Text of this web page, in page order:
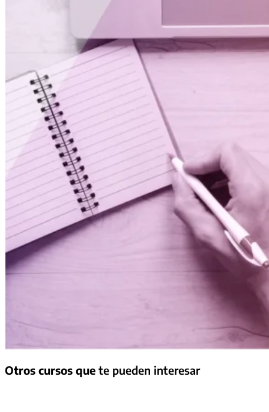
Otros cursos que te pueden interesar